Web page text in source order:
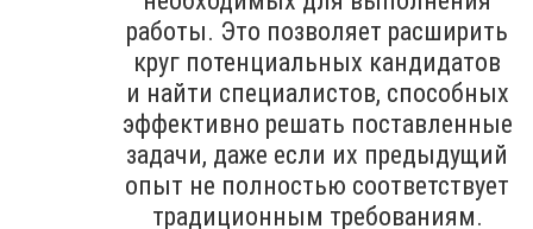
работы. Это позволяет расширить
круг потенциальных кандидатов
и найти специалистов, способных
эффективно решать поставленные
задачи, даже если их предыдущий
опыт не полностью соответствует
традиционным требованиям.